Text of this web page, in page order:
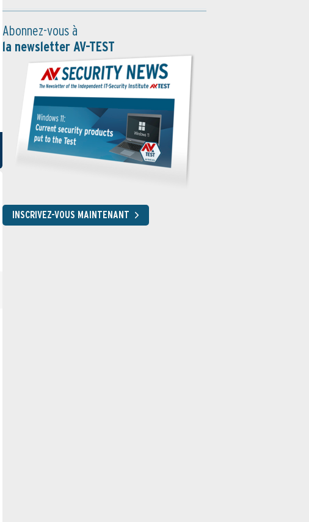
Abonnez-vous à
la newsletter AV-TEST
INSCRIVEZ-VOUS MAINTENANT